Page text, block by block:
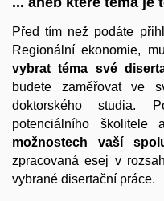
Před tím než podáte
Regionální ekonomie,
vybrat téma své
budete zaměřovat ve
doktorského studia.
potenciálního školitele a
možnostech vaší
zpracovaná esej v
vybrané disertační práce.